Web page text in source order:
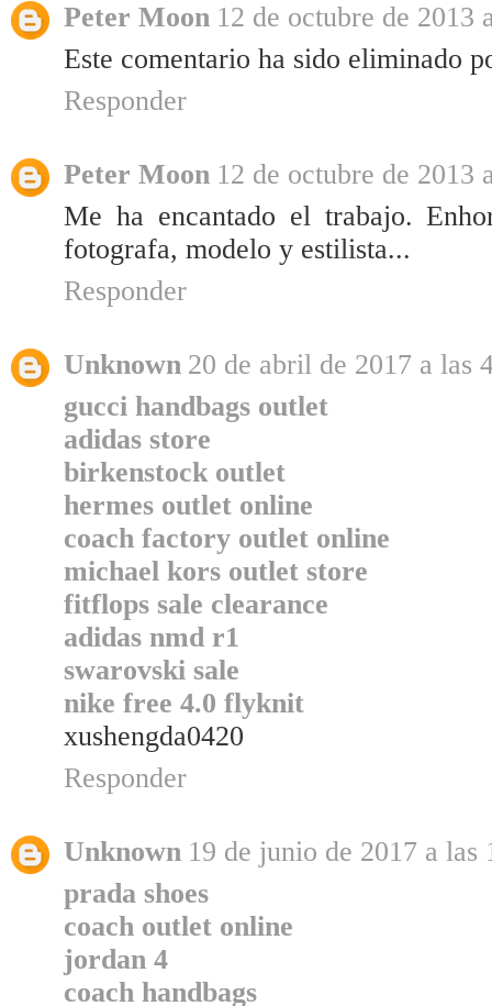
Peter Moon 12 de octubre de 2013
Este comentario ha sido eliminado
Responder
Peter Moon 12 de octubre de 2013
Me ha encantado el trabajo.
fotografa, modelo y estilista...
Responder
Unknown 20 de abril de 2017 a las
gucci handbags outlet
adidas store
birkenstock outlet
hermes outlet online
coach factory outlet online
michael kors outlet store
fitflops sale clearance
adidas nmd r1
swarovski sale
nike free 4.0 flyknit
xushengda0420
Responder
Unknown 19 de junio de 2017 a las
prada shoes
coach outlet online
jordan 4
coach handbags